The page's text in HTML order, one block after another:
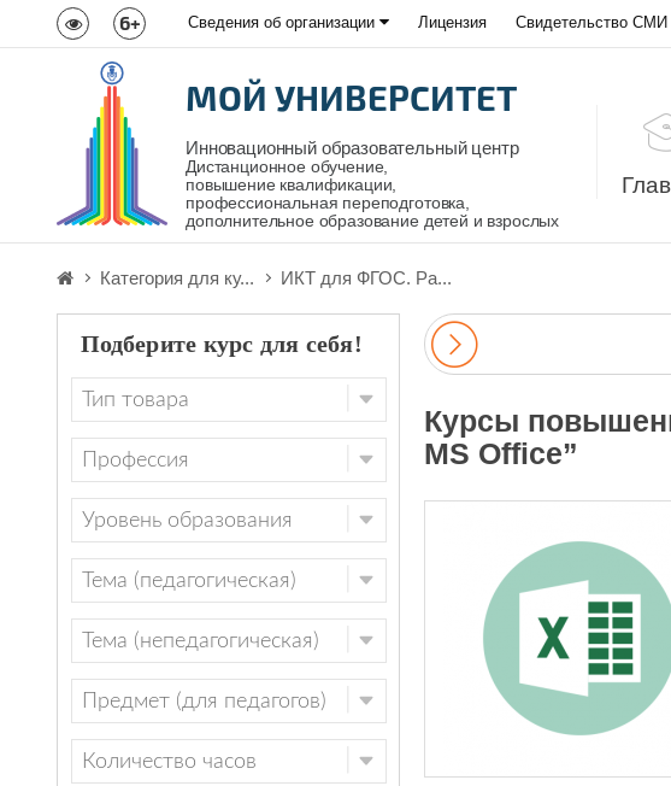
6+ Сведения об организации Лицензия Свидетельство СМИ
МОЙ УНИВЕРСИТЕТ
Инновационный образовательный центр
Дистанционное обучение,
повышение квалификации,
профессиональная переподготовка,
дополнительное образование детей и взрослых
Категория для ку... ИКТ для ФГОС. Ра...
Подберите курс для себя!
Курсы
MS Office”